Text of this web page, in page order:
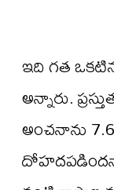
ఇది గత
అన్నారు.
అంచనాను